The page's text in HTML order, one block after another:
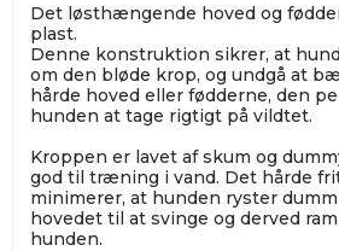
Det løsthængende hoved og
plast.
Denne konstruktion sikrer, at
om den bløde krop, og undgå at
hårde hoved eller fødderne, den
hunden at tage rigtigt på vildtet.
Kroppen er lavet af skum og
god til træning i vand. Det hårde
minimerer, at hunden ryster
hovedet til at svinge og derved
hunden.